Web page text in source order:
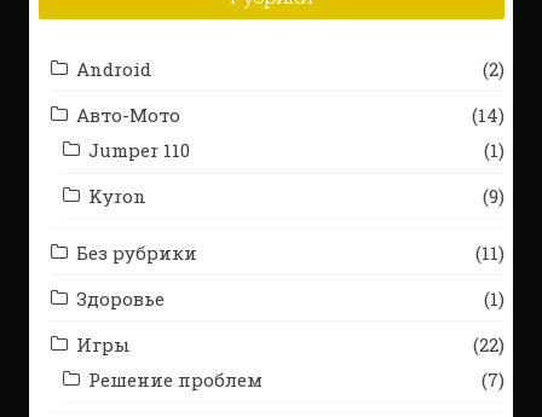
Android
(2)
Авто-Мото
(14)
Jumper 110
(1)
Kyron
(9)
Без рубрики
(11)
Здоровье
(1)
Игры
(22)
Решение проблем
(7)